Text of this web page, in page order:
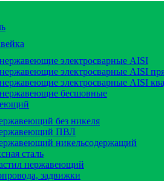
электросварные AISI
электросварные AISI
электросварные AISI
бесшовные
без никеля
ПВЛ
никельсодержащий
сталь
нержавеющий
задвижки